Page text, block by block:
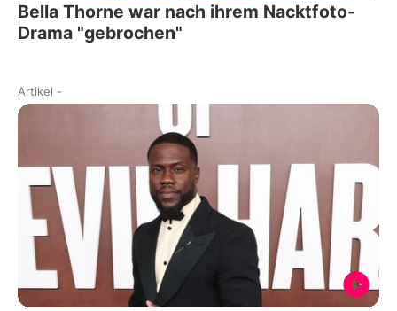
Bella Thorne war nach ihrem Nacktfoto-
Drama "gebrochen"
Artikel -